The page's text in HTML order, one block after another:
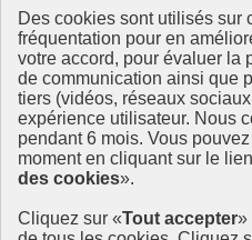
Des cookies sont utilisés sur
fréquentation pour en
votre accord, pour évaluer la
de communication ainsi que
tiers (vidéos, réseaux
expérience utilisateur. Nous
pendant 6 mois. Vous
moment en cliquant sur le
des cookies».
Cliquez sur «Tout accepter»
Ressources
La Méth’ODD
Gouvernement
Ce site propose l’information de
2030 et la feuille de route de la
tous les acteurs.
info.gouv.fr- ouvre une
service-public.fr - ouvre